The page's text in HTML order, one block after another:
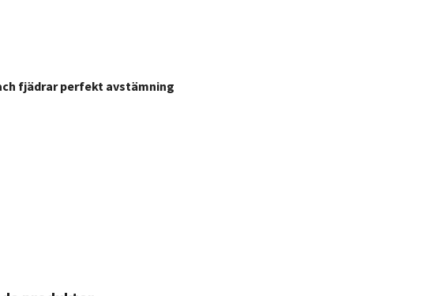
fjädrar perfekt avstämning